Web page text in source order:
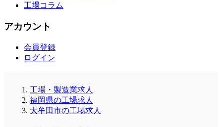
工場コラム
アカウント
会員登録
ログイン
工場・製造業求人
福岡県の工場求人
大牟田市の工場求人